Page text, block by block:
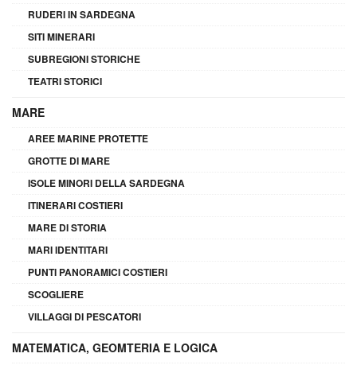
RUDERI IN SARDEGNA
SITI MINERARI
SUBREGIONI STORICHE
TEATRI STORICI
MARE
AREE MARINE PROTETTE
GROTTE DI MARE
ISOLE MINORI DELLA SARDEGNA
ITINERARI COSTIERI
MARE DI STORIA
MARI IDENTITARI
PUNTI PANORAMICI COSTIERI
SCOGLIERE
VILLAGGI DI PESCATORI
MATEMATICA, GEOMTERIA E LOGICA